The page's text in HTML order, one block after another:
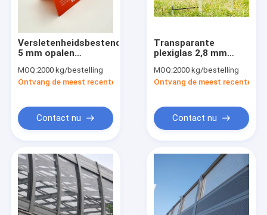
Versletenheidsbestendige
5 mm opalen
Douche plexiglas
panelen
MOQ:2000 kg/bestelling
Ontvang de meest recente Prijs
Contact nu
Transparante
plexiglas 2,8 mm
acrylplaat zelf
blusbaar
MOQ:2000 kg/bestelling
Ontvang de meest recente
Contact nu